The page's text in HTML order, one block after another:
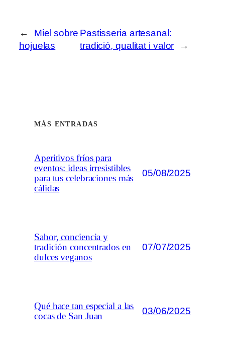
←
Miel sobre
hojuelas
Pastisseria artesanal:
tradició, qualitat i valor
→
MÁS ENTRADAS
Aperitivos fríos para
eventos: ideas irresistibles
para tus celebraciones más
cálidas
05/08/2025
Sabor, conciencia y
tradición concentrados en
dulces veganos
07/07/2025
Qué hace tan especial a las
cocas de San Juan
03/06/2025